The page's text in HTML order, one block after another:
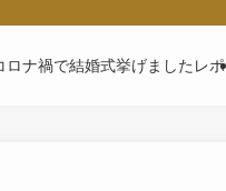
ロナ禍で結婚式挙げましたレポ